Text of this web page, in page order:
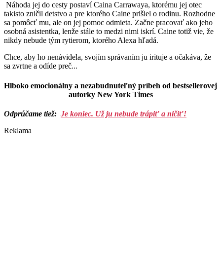
Náhoda jej do cesty postaví Caina Carrawaya, ktorému jej otec
takisto zničil detstvo a pre ktorého Caine prišiel o rodinu. Rozhodne
sa pomôcť mu, ale on jej pomoc odmieta. Začne pracovať ako jeho
osobná asistentka, lenže stále to medzi nimi iskrí. Caine totiž vie, že
nikdy nebude tým rytierom, ktorého Alexa hľadá.
Chce, aby ho nenávidela, svojím správaním ju irituje a očakáva, že
sa zvrtne a odíde preč...
Hlboko emocionálny a nezabudnuteľný príbeh od bestsellerovej
autorky New York Times
Odprúčame tiež: Je koniec. Už ju nebude trápiť a ničiť!
Reklama